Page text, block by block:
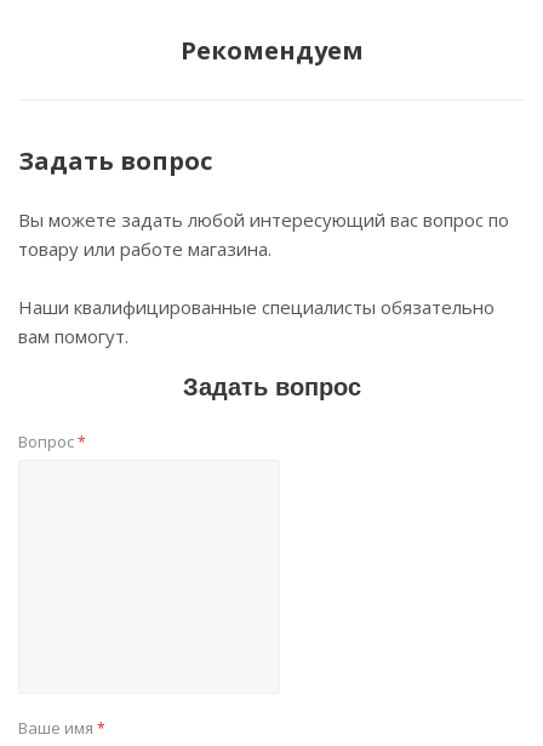
Рекомендуем
Задать вопрос
Вы можете задать любой интересующий вас вопрос по
товару или работе магазина.
Наши квалифицированные специалисты обязательно
вам помогут.
Задать вопрос
Вопрос*
Ваше имя *